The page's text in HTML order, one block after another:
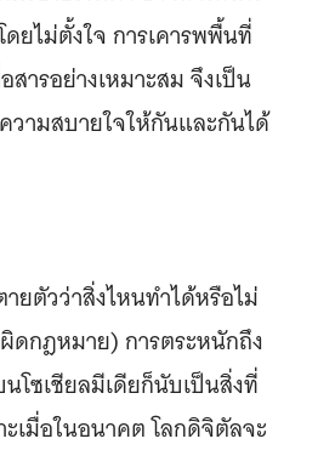
ยไม่ตั้งใจ การเคารพพื้นที่
ารอย่างเหมาะสม จึงเป็น
วามสบายใจให้กันและกันได้
ยตัวว่าสิ่งไหนทำได้หรือไม่
ดกฎหมาย) การตระหนักถึง
โซเชียลมีเดียก็นับเป็นสิ่งที่
ะเมื่อในอนาคต โลกดิจิตัลจะ